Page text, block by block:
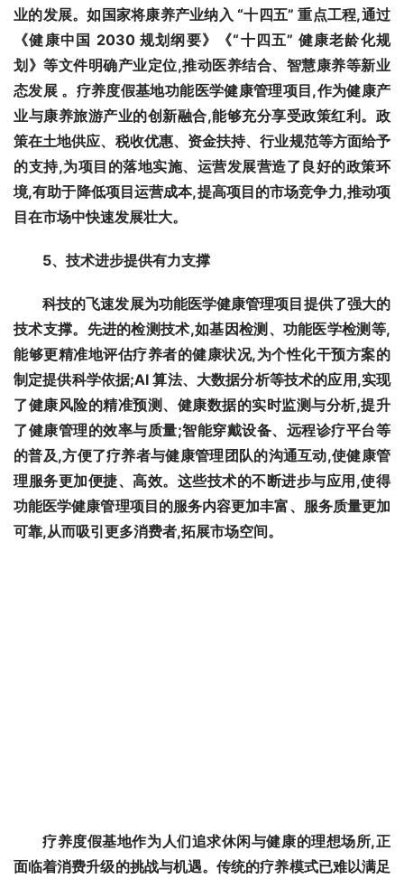
业的发展。如国家将康养产业纳入 “十四五” 重点工程,通过
《健康中国 2030 规划纲要》《“十四五” 健康老龄化规
划》等文件明确产业定位,推动医养结合、智慧康养等新业
态发展 。疗养度假基地功能医学健康管理项目,作为健康产
业与康养旅游产业的创新融合,能够充分享受政策红利。政
策在土地供应、税收优惠、资金扶持、行业规范等方面给予
的支持,为项目的落地实施、运营发展营造了良好的政策环
境,有助于降低项目运营成本,提高项目的市场竞争力,推动项
目在市场中快速发展壮大。
5、 技术进步提供有力支撑
科技的飞速发展为功能医学健康管理项目提供了强大的
技术支撑。先进的检测技术,如基因检测、功能医学检测等,
能够更精准地评估疗养者的健康状况,为个性化干预方案的
制定提供科学依据;AI 算法、大数据分析等技术的应用,实现
了健康风险的精准预测、健康数据的实时监测与分析,提升
了健康管理的效率与质量;智能穿戴设备、远程诊疗平台等
的普及,方便了疗养者与健康管理团队的沟通互动,使健康管
理服务更加便捷、高效。这些技术的不断进步与应用,使得
功能医学健康管理项目的服务内容更加丰富、服务质量更加
可靠,从而吸引更多消费者,拓展市场空间。
疗养度假基地作为人们追求休闲与健康的理想场所,正
面临着消费升级的挑战与机遇。传统的疗养模式已难以满足